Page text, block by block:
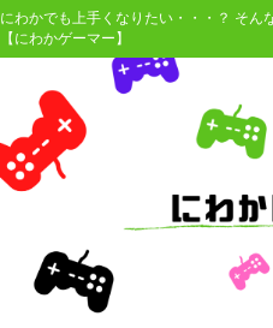
にわかでも上手くなりたい・・・？ そん
【にわかゲーマー】